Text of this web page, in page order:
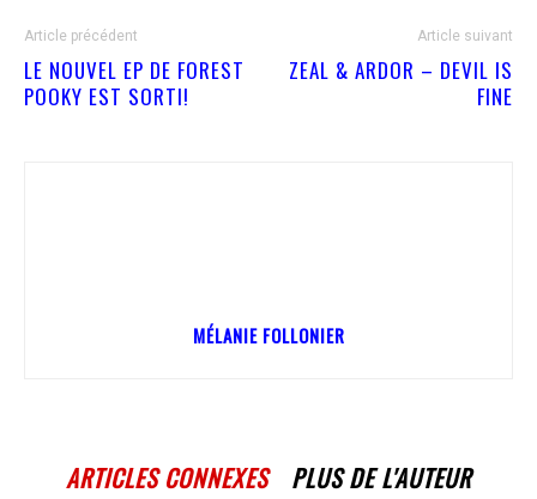
Article précédent
LE NOUVEL EP DE FOREST
POOKY EST SORTI!
Article suivant
ZEAL & ARDOR – DEVIL IS
FINE
MÉLANIE FOLLONIER
ARTICLES CONNEXES PLUS DE L'AUTEUR